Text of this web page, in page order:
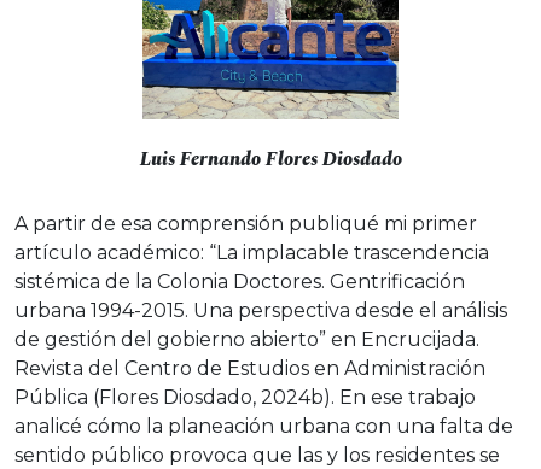
Luis Fernando Flores Diosdado
A partir de esa comprensión publiqué mi primer
artículo académico: “La implacable trascendencia
sistémica de la Colonia Doctores. Gentrificación
urbana 1994-2015. Una perspectiva desde el análisis
de gestión del gobierno abierto” en Encrucijada.
Revista del Centro de Estudios en Administración
Pública (Flores Diosdado, 2024b). En ese trabajo
analicé cómo la planeación urbana con una falta de
sentido público provoca que las y los residentes se